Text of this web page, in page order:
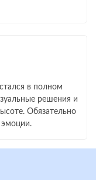
в полном
решения и
Обязательно